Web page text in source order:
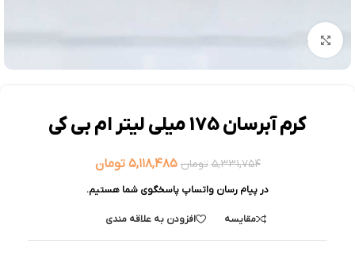
بزرگنمایی تصویر
کرم آبرسان 175 میلی لیتر ام بی کی
۵,۳۳۱,۷۵۴ تومان ۵,۱۱۸,۴۸۵ تومان
در پیام رسان واتساپ پاسخگوی شما هستیم.
مقایسه افزودن به علاقه مندی